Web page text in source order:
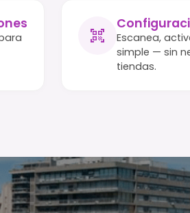
Escanea,
simple — sin
tiendas.